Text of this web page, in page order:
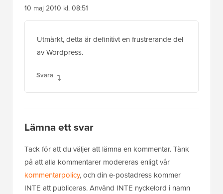
10 maj 2010 kl. 08:51
Utmärkt, detta är definitivt en frustrerande del
av Wordpress.
Svara
Lämna ett svar
Tack för att du väljer att lämna en kommentar. Tänk
på att alla kommentarer modereras enligt vår
kommentarpolicy, och din e-postadress kommer
INTE att publiceras. Använd INTE nyckelord i namn